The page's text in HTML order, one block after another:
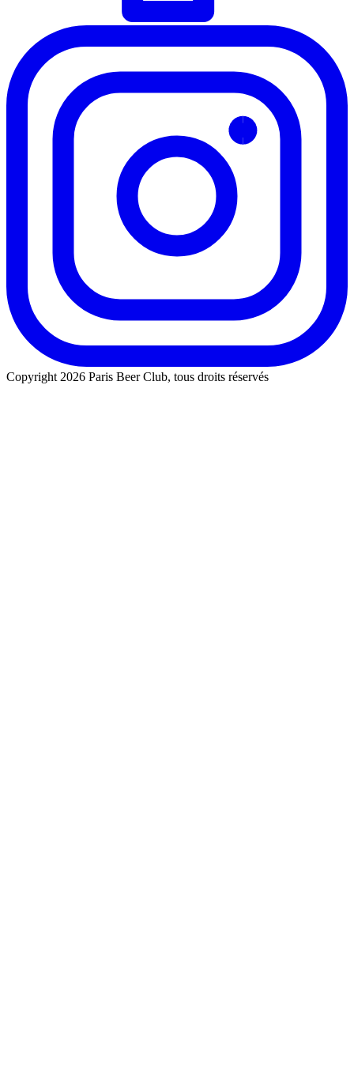
Copyright 2026 Paris Beer Club, tous droits réservés